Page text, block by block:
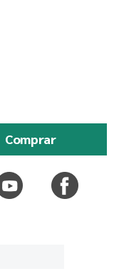
Comprar